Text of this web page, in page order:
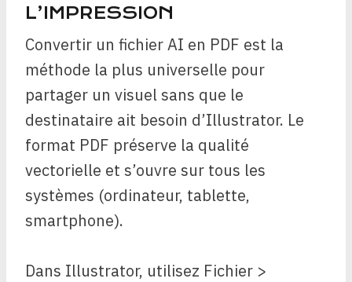
L’IMPRESSION
Convertir un fichier AI en PDF est la
méthode la plus universelle pour
partager un visuel sans que le
destinataire ait besoin d’Illustrator. Le
format PDF préserve la qualité
vectorielle et s’ouvre sur tous les
systèmes (ordinateur, tablette,
smartphone).
Dans Illustrator, utilisez Fichier >